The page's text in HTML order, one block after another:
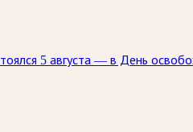
5 августа — в День